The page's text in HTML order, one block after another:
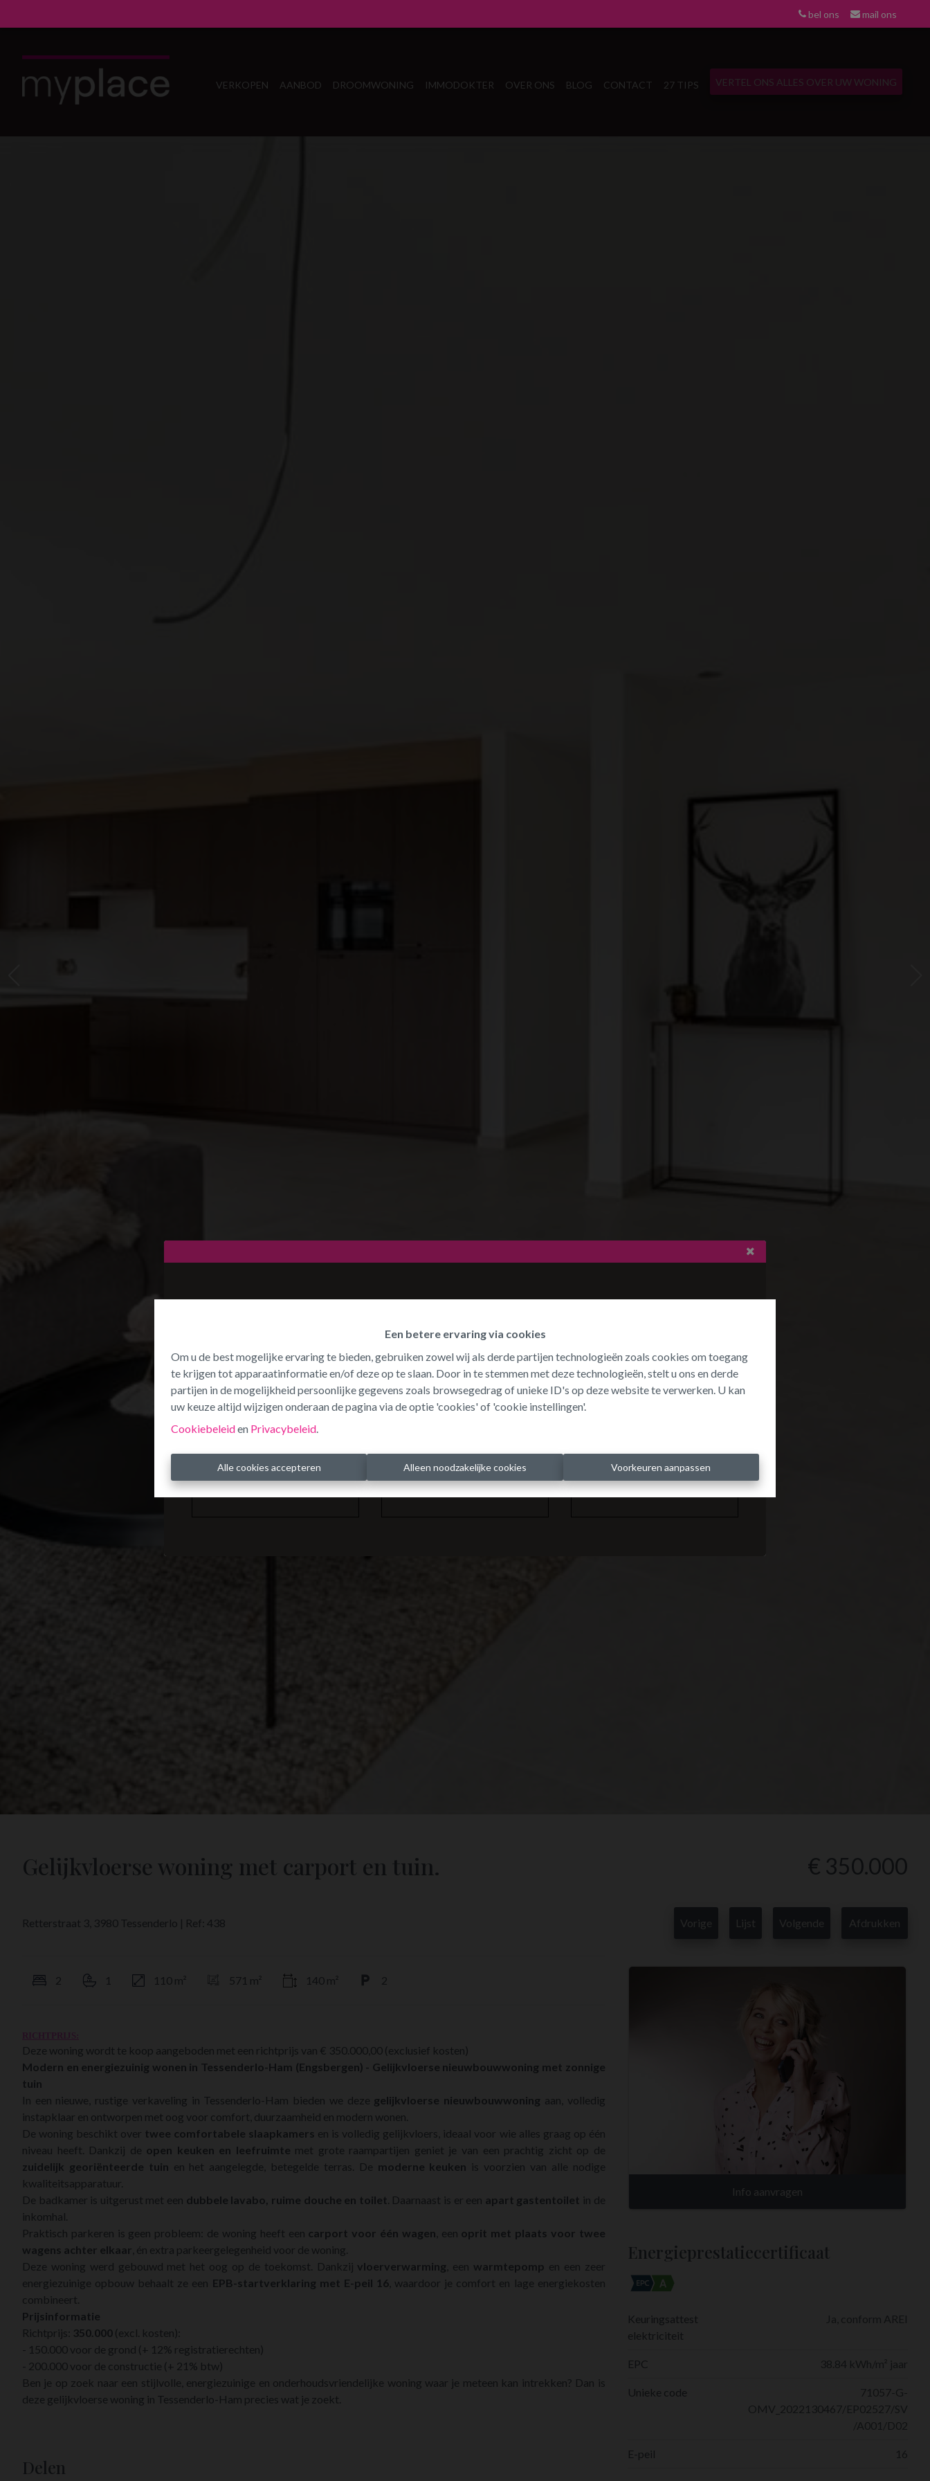
Een betere ervaring via cookies
Om u de best mogelijke ervaring te bieden, gebruiken zowel wij als derde partijen technologieën zoals cookies om toegang
te krijgen tot apparaatinformatie en/of deze op te slaan. Door in te stemmen met deze technologieën, stelt u ons en derde
partijen in de mogelijkheid persoonlijke gegevens zoals browsegedrag of unieke ID's op deze website te verwerken. U kan
uw keuze altijd wijzigen onderaan de pagina via de optie 'cookies' of 'cookie instellingen'.
Cookiebeleiden Privacybeleid.
Alle cookies accepteren Alleen noodzakelijke cookies Voorkeuren aanpassen
bel ons mail ons
VERKOPEN AANBOD DROOMWONING IMMODOKTER OVER ONS BLOG CONTACT 27 TIPS VERTEL ONS ALLES OVER UW WONING
Gelijkvloerse woning met carport en tuin. € 350.000
Retterstraat 3, 3980 Tessenderlo | Ref: 438 Vorige Lijst Volgende Afdrukken
2 1 110 m² 571 m² 140 m² 2
RICHTPRIJS:
Deze woning wordt te koop aangeboden met een richtprijs van € 350.000,00 (exclusief kosten)
Modern en energiezuinig wonen in Tessenderlo-Ham (Engsbergen) - Gelijkvloerse nieuwbouwwoning met zonnige
tuin
In een nieuwe, rustige verkaveling in Tessenderlo-Ham bieden we deze gelijkvloerse nieuwbouwwoning aan, volledig
instapklaar en ontworpen met oog voor comfort, duurzaamheid en modern wonen.
De woning beschikt over twee comfortabele slaapkamers en is volledig gelijkvloers, ideaal voor wie alles graag op één
niveau heeft. Dankzij de open keuken en leefruimte met grote raampartijen geniet je van een prachtig zicht op de
zuidelijk georiënteerde tuin en het aangelegde, betegelde terras. De moderne keuken is voorzien van alle nodige
kwaliteitsapparatuur.
De badkamer is uitgerust met een dubbele lavabo, ruime douche en toilet . Daarnaast is er een apart gastentoilet in de
inkomhal.
Praktisch parkeren is geen probleem: de woning heeft een carport voor één wagen , een oprit met plaats voor twee
wagens achter elkaar , én extra parkeergelegenheid voor de woning.
Deze woning werd gebouwd met het oog op de toekomst. Dankzij vloerverwarming , een warmtepomp en een zeer
energiezuinige opbouw behaalt ze een EPB-startverklaring met E-peil 16, waardoor je comfort en lage energiekosten
combineert.
Prijsinformatie
Richtprijs: 350.000 (excl. kosten):
- 150.000 voor de grond (+ 12% registratierechten)
- 200.000 voor de constructie (+ 21% btw)
Ben je op zoek naar een stijlvolle, energiezuinige en onderhoudsvriendelijke woning waar je meteen kan intrekken? Dan is
deze gelijkvloerse woning in Tessenderlo-Ham precies wat je zoekt.
Delen
Info aanvragen
Energieprestatiecertificaat
Keuringsattest
elektriciteit
Ja, conform AREI
EPC 38.84 kWh/m² jaar
Unieke code
71057-G-
OMV_2022130467/EP02527/SV
/A001/D02
E-peil 16